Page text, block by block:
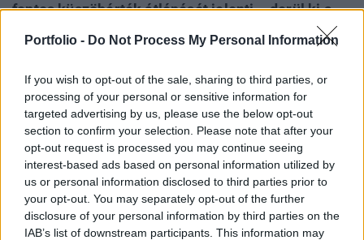
Portfolio - Do Not Process My Personal Information
If you wish to opt-out of the sale, sharing to third parties, or
processing of your personal or sensitive information for
targeted advertising by us, please use the below opt-out
section to confirm your selection. Please note that after your
opt-out request is processed you may continue seeing
interest-based ads based on personal information utilized by
us or personal information disclosed to third parties prior to
your opt-out. You may separately opt-out of the further
disclosure of your personal information by third parties on the
IAB’s list of downstream participants. This information may
fontos küszöbérték átlépését jelenti – derül ki a
teszteredmény pedig nyilván egyre több
kontaktszemélyt is jelent, akik jelentős része
hatósági házi karanténba kerül, így az ő számuk a
tavaszi csúcspontnál már szintén egyharmaddal
több.
Budapest Economic Forum 2020A koronavírus-járvány
második hullámának gazdasági és pénzügyi hatásairól
részletesen szó lesz a Portfolio október 8-i Budapest
Economic Forum konferenciáján. További